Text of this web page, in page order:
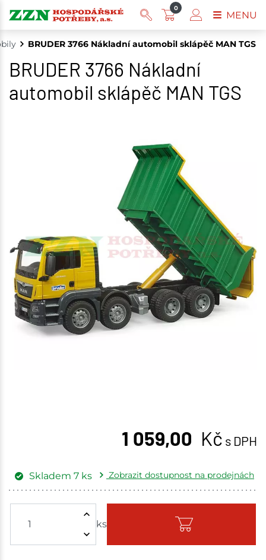
BRUDER 3766 Nákladní automobil sklápěč MAN TGS
BRUDER 3766 Nákladní
automobil sklápěč MAN TGS
1 059,00 Kč s DPH
ks
Skladem 7 ks
Zobrazit dostupnost na prodejnách
Skladem - ihned k odeslání
Choceň 1 ks
0
MENU